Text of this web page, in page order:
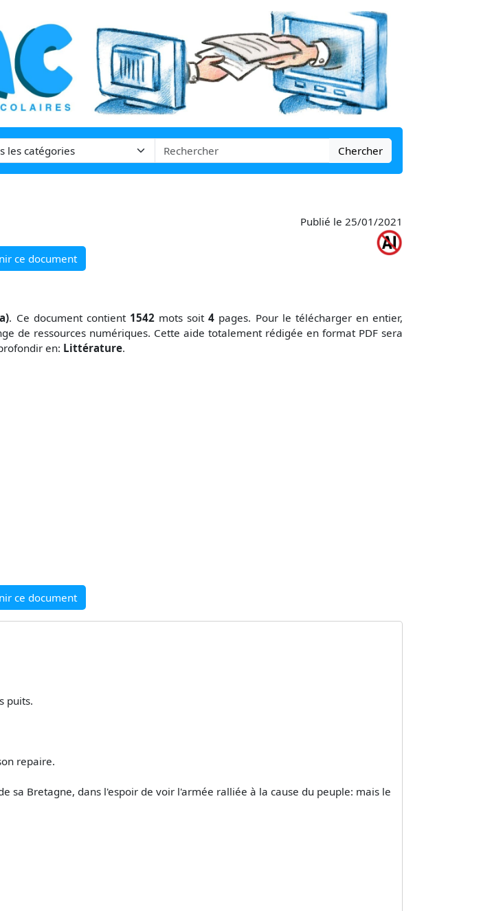
Chercher
Publié le 25/01/2021
ce document
. Ce document contient 1542mots soit4 pages. Pour le télécharger en entier,
de ressources numériques. Cette aide totalement rédigée en format PDF sera
en: Littérature.
ce document
puits.
repaire.
sa Bretagne, dans l'espoir de voir l'armée ralliée à la cause du peuple: mais le